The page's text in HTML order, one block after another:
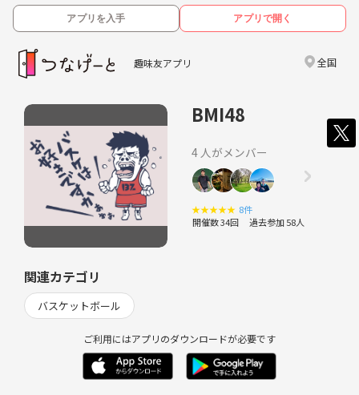
アプリを入手 アプリで開く
趣味友アプリ 全国
BMI48
4 人がメンバー
★★★★★ 8件
開催数 34回 過去参加 58人
関連カテゴリ
バスケットボール
ご利用にはアプリのダウンロードが必要です